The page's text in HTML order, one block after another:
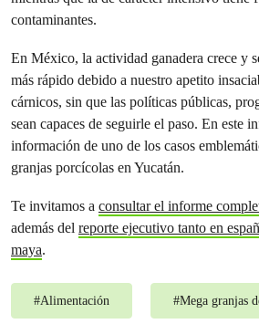
contaminantes.
En México, la actividad ganadera crece y
más rápido debido a nuestro apetito
cárnicos, sin que las políticas públicas,
sean capaces de seguirle el paso. En este
información de uno de los casos
granjas porcícolas en Yucatán.
Te invitamos a consultar el informe
además del reporte ejecutivo tanto en
maya.
#Alimentación #Mega granjas